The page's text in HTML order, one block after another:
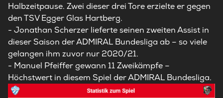
Halbzeitpause. Zwei dieser drei Tore erzielte er gegen
den TSV Egger Glas Hartberg.
- Jonathan Scherzer lieferte seinen zweiten Assist in
dieser Saison der ADMIRAL Bundesliga ab – so viele
gelangen ihm zuvor nur 2020/21.
- Manuel Pfeiffer gewann 11 Zweikämpfe –
Höchstwert in diesem Spiel der ADMIRAL Bundesliga.